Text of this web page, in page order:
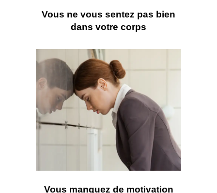
Vous ne vous sentez pas bien
dans votre corps